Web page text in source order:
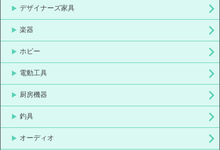
デザイナーズ家具
楽器
ホビー
電動工具
厨房機器
釣具
オーディオ